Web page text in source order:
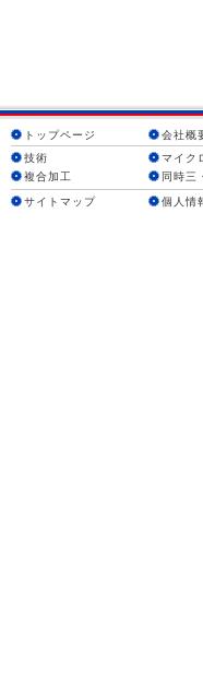
トップページ 会社概
技術
マイク
複合加工
同時三
サイトマップ 個人情